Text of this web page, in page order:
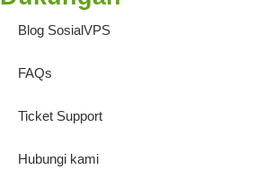
Blog SosialVPS
FAQs
Ticket Support
Hubungi kami